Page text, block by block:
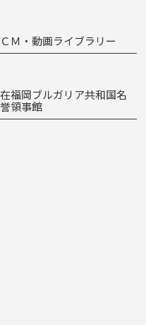
ＣＭ・動画ライブラリー
在福岡ブルガリア共和国名
誉領事館